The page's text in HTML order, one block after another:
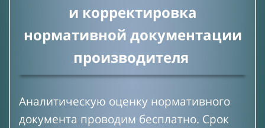
и корректировка
нормативной документации
производителя
Аналитическую оценку нормативного
документа проводим бесплатно. Срок